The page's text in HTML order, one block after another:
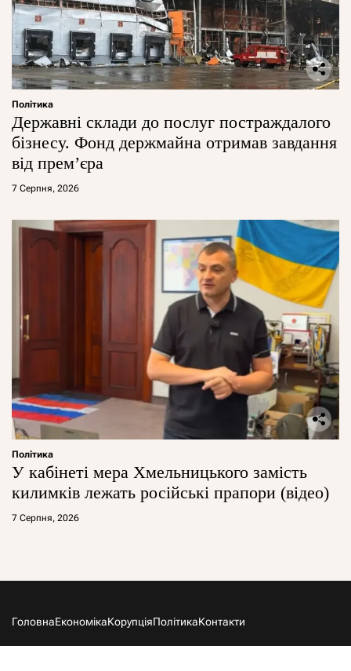
Політика
Державні склади до послуг постраждалого
бізнесу. Фонд держмайна отримав завдання
від прем’єра
7 Серпня, 2026
Політика
У кабінеті мера Хмельницького замість
килимків лежать російські прапори (відео)
7 Серпня, 2026
ГоловнаЕкономікаКорупціяПолітикаКонтакти